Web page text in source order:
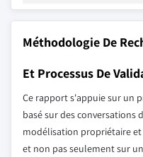
Méthodologie De
Et Processus De
Ce rapport s'appuie sur un
basé sur des conversations
modélisation propriétaire
et non pas seulement sur